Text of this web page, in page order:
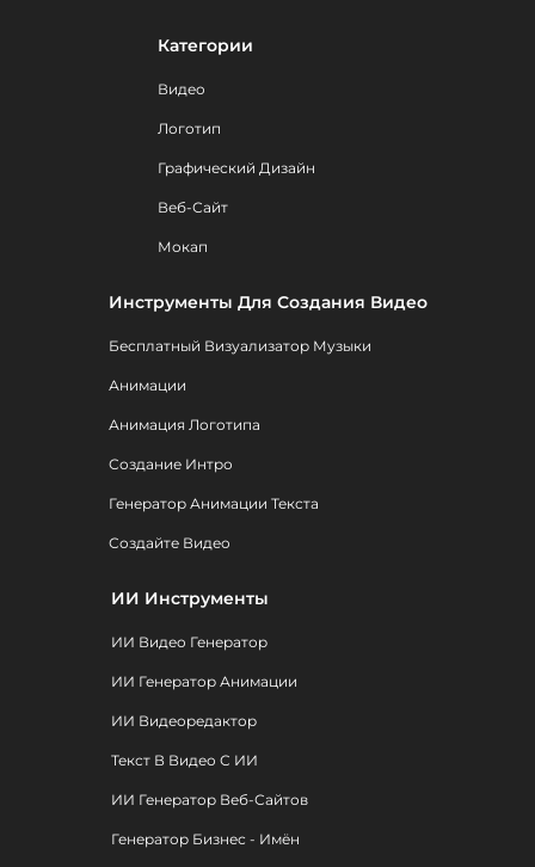
Категории
Видео
Логотип
Графический Дизайн
Веб-Сайт
Мокап
Инструменты Для Создания Видео
Бесплатный Визуализатор Музыки
Анимации
Анимация Логотипа
Создание Интро
Генератор Анимации Текста
Создайте Видео
ИИ Инструменты
ИИ Видео Генератор
ИИ Генератор Анимации
ИИ Видеоредактор
Текст В Видео С ИИ
ИИ Генератор Веб-Сайтов
Генератор Бизнес - Имён